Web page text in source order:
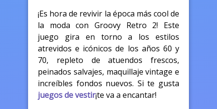
¡Es hora de revivir la época más cool de
la moda con Groovy Retro 2! Este
juego gira en torno a los estilos
atrevidos e icónicos de los años 60 y
70, repleto de atuendos frescos,
peinados salvajes, maquillaje vintage e
increíbles fondos nuevos. Si te gusta
juegos de vestir¡te va a encantar!